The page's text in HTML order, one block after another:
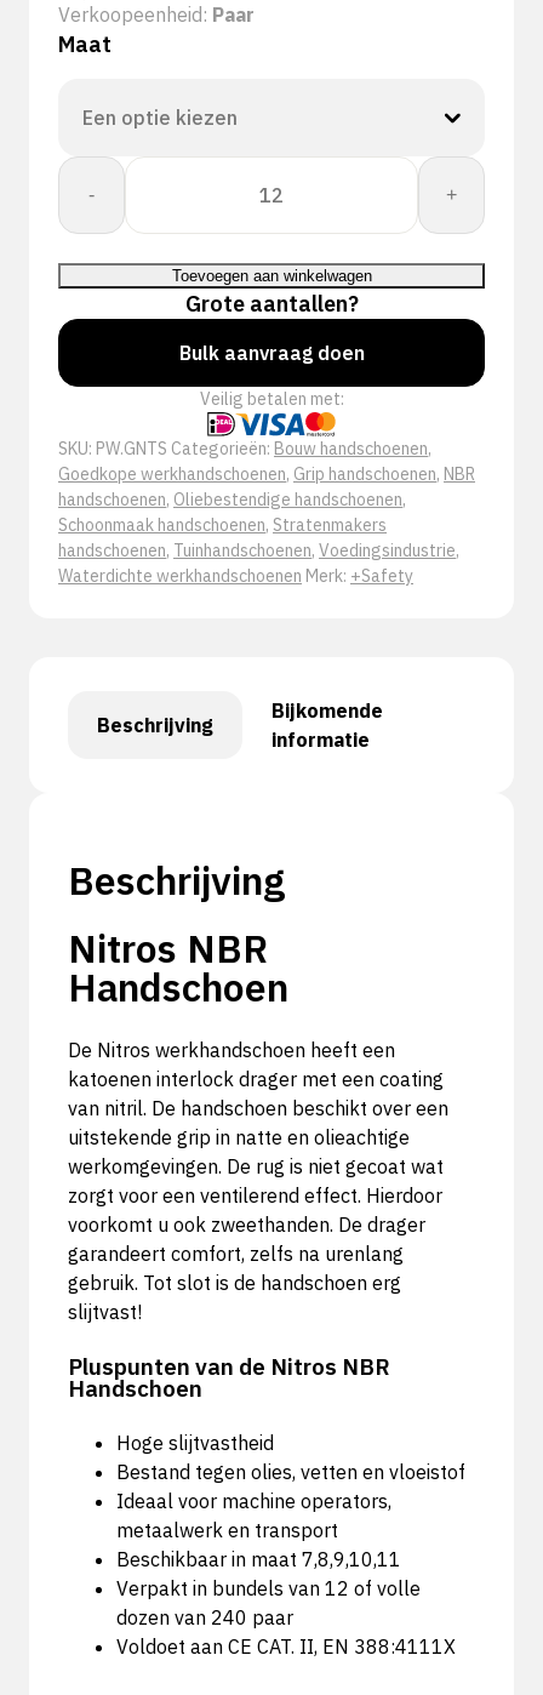
Verkoopeenheid: Paar
Maat
-
Nitros
NBR
Handschoen
aantal
+
Toevoegen aan winkelwagen
Grote aantallen?
Bulk aanvraag doen
Veilig betalen met:
SKU: PW.GNTS Categorieën: Bouw handschoenen,
Goedkope werkhandschoenen, Grip handschoenen, NBR
handschoenen, Oliebestendige handschoenen,
Schoonmaak handschoenen, Stratenmakers
handschoenen, Tuinhandschoenen, Voedingsindustrie,
Waterdichte werkhandschoenen Merk: +Safety
Beschrijving
Bijkomende
informatie
Beschrijving
Nitros NBR
Handschoen
De Nitros werkhandschoen heeft een
katoenen interlock drager met een coating
van nitril. De handschoen beschikt over een
uitstekende grip in natte en olieachtige
werkomgevingen. De rug is niet gecoat wat
zorgt voor een ventilerend effect. Hierdoor
voorkomt u ook zweethanden. De drager
garandeert comfort, zelfs na urenlang
gebruik. Tot slot is de handschoen erg
slijtvast!
Pluspunten van de Nitros NBR
Handschoen
Hoge slijtvastheid
Bestand tegen olies, vetten en vloeistof
Ideaal voor machine operators,
metaalwerk en transport
Beschikbaar in maat 7,8,9,10,11
Verpakt in bundels van 12 of volle
dozen van 240 paar
Voldoet aan CE CAT. II, EN 388:4111X